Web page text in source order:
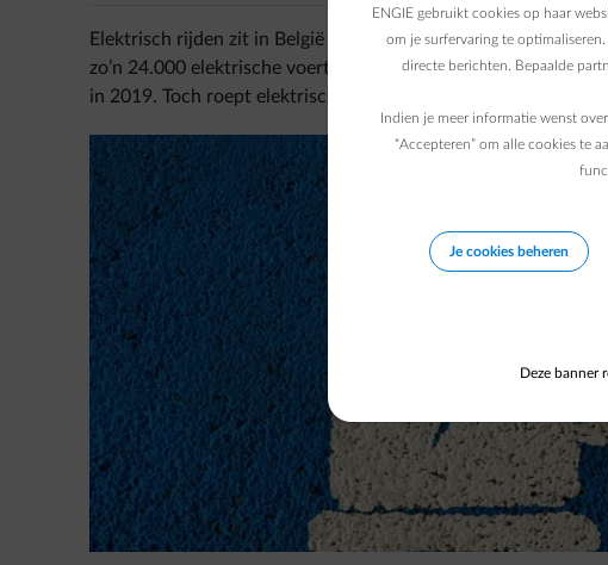
Elektrisch rijden zit in België in de lift. Het aantal
zo’n 24.000 elektrische voertuigen. Dat is goed voor een
in 2019. Toch roept elektrisch rijden nog veel vragen op.
ENGIE gebruikt cookies op haar
om je surfervaring te
directe berichten. Bepaalde
Indien je meer informatie wenst
“Accepteren” om alle cookies te
Je cookies beheren
Deze banner